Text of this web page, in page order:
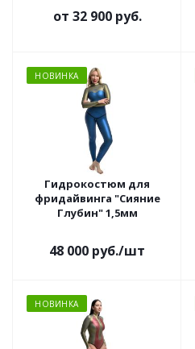
от 32 900 руб.
НОВИНКА
Гидрокостюм для
фридайвинга "Сияние
Глубин" 1,5мм
48 000 руб./шт
НОВИНКА